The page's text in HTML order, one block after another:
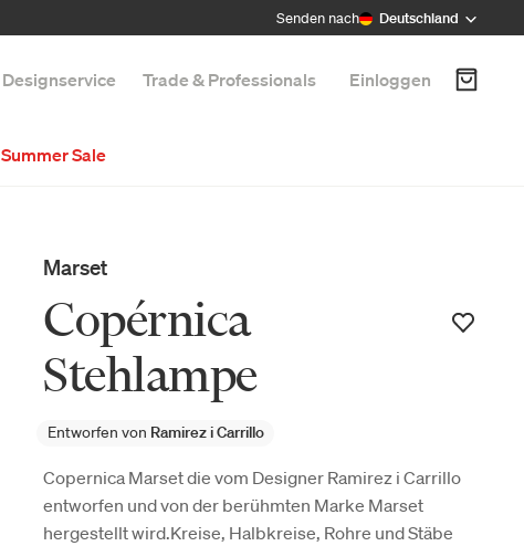
Senden nach Deutschland
Designservice Trade & Professionals Einloggen
Summer Sale
Marset
Copérnica
Stehlampe
Entworfen von Ramirez i Carrillo
Copernica Marset die vom Designer Ramirez i Carrillo
entworfen und von der berühmten Marke Marset
hergestellt wird.Kreise, Halbkreise, Rohre und Stäbe